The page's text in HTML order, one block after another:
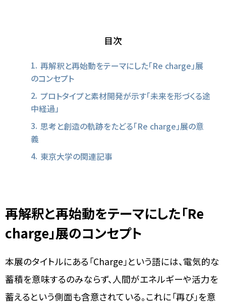
目次
再解釈と再始動をテーマにした「Re charge」展
のコンセプト
プロトタイプと素材開発が示す「未来を形づくる途
中経過」
思考と創造の軌跡をたどる「Re charge」展の意
義
東京大学の関連記事
再解釈と再始動をテーマにした「Re
charge」展のコンセプト
本展のタイトルにある「Charge」という語には、電気的な
蓄積を意味するのみならず、人間がエネルギーや活力を
蓄えるという側面も含意されている。これに「再び」を意